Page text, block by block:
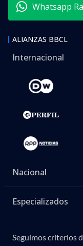
Whatsapp
ALIANZAS BBCL
Internacional
Nacional
Especializados
Seguimos criterios